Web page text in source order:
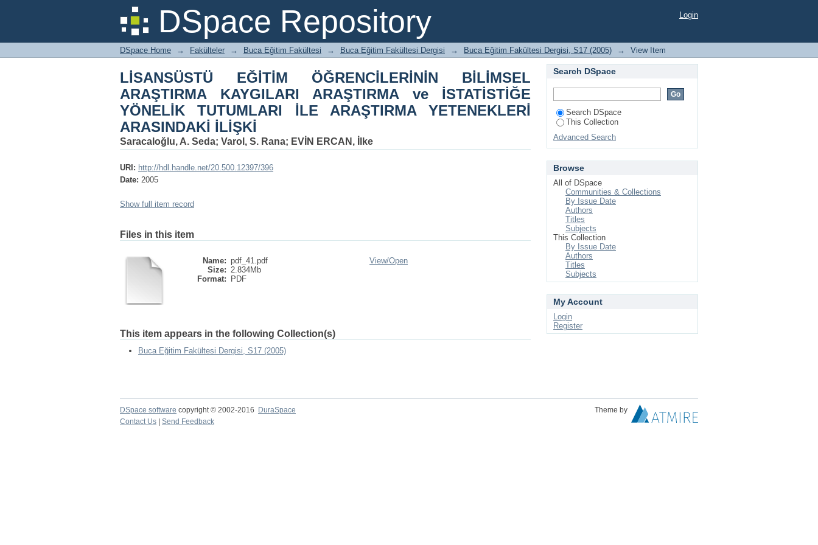
DSpace Repository
LİSANSÜSTÜ EĞİTİM ÖĞRENCİLERİNİN BİLİMSEL ARAŞTIRMA KAYGILARI
ARAŞTIRMA ve İSTATİSTİĞE YÖNELİK TUTUMLARI İLE ARAŞTIRMA
YETENEKLERİ ARASINDAKİ İLİŞKİ
Login
DSpace Home → Fakülteler → Buca Eğitim Fakültesi → Buca Eğitim Fakültesi Dergisi → Buca Eğitim Fakültesi Dergisi, S17 (2005) → View Item
LİSANSÜSTÜ EĞİTİM ÖĞRENCİLERİNİN BİLİMSEL
ARAŞTIRMA KAYGILARI ARAŞTIRMA ve İSTATİSTİĞE
YÖNELİK TUTUMLARI İLE ARAŞTIRMA YETENEKLERİ
ARASINDAKİ İLİŞKİ
Saracaloğlu, A. Seda; Varol, S. Rana; EVİN ERCAN, İlke
URI: http://hdl.handle.net/20.500.12397/396
Date: 2005
Show full item record
Files in this item
Name: pdf_41.pdf
Size: 2.834Mb
Format:
PDF
View/Open
This item appears in the following Collection(s)
Buca Eğitim Fakültesi Dergisi, S17 (2005)
Search DSpace
Search DSpace
This Collection
Advanced Search
Browse
All of DSpace
Communities & Collections
By Issue Date
Authors
Titles
Subjects
This Collection
By Issue Date
Authors
Titles
Subjects
My Account
Login
Register
DSpace software copyright © 2002-2016 DuraSpace
Theme by
Contact Us
Send Feedback